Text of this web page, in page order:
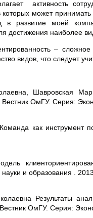
активность
может
в развитие моей
достижения наиболее
–
видов, что следует
Шавровская
Вестник ОмГУ. Серия:
как инструмент
и образования .
Результаты
Вестник ОмГУ. Серия: